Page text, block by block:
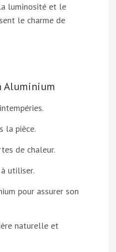
luminosité et le
le charme de
Aluminium
la pièce.
de chaleur.
utiliser.
pour assurer son
naturelle et